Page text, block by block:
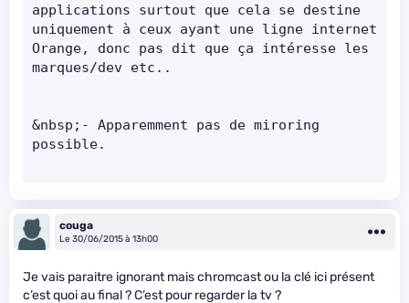
applications surtout que cela se destine
uniquement à ceux ayant une ligne internet
Orange, donc pas dit que ça intéresse les
marques/dev etc..
&nbsp;- Apparemment pas de miroring
possible.
couga
Le 30/06/2015 à 13h00
Je vais paraitre ignorant mais chromcast ou la clé ici présent
c’est quoi au final ? C’est pour regarder la tv ?